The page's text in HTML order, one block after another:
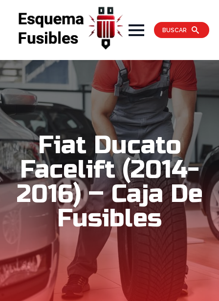
BUSCAR
Fiat Ducato
Facelift (2014-
2016) – Caja De
Fusibles